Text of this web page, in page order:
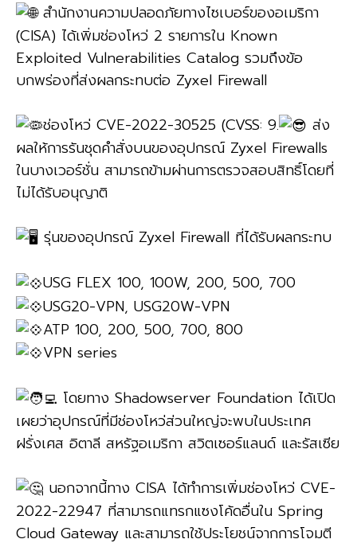
สำนักงานความปลอดภัยทางไซเบอร์ของอเมริกา
(CISA) ได้เพิ่มช่องโหว่ 2 รายการใน Known
Exploited Vulnerabilities Catalog รวมถึงข้อ
บกพร่องที่ส่งผลกระทบต่อ Zyxel Firewall
ช่องโหว่ CVE-2022-30525 (CVSS: 9.
ส่ง
ผลให้การรันชุดคำสั่งบนของอุปกรณ์ Zyxel Firewalls
ในบางเวอร์ชั่น สามารถข้ามผ่านการตรวจสอบสิทธิ์โดยที่
ไม่ได้รับอนุญาติ
รุ่นของอุปกรณ์ Zyxel Firewall ที่ได้รับผลกระทบ
USG FLEX 100, 100W, 200, 500, 700
USG20-VPN, USG20W-VPN
ATP 100, 200, 500, 700, 800
VPN series
โดยทาง Shadowserver Foundation ได้เปิด
เผยว่าอุปกรณ์ที่มีช่องโหว่ส่วนใหญ่จะพบในประเทศ
ฝรั่งเศส อิตาลี สหรัฐอเมริกา สวิตเซอร์แลนด์ และรัสเซีย
นอกจากนี้ทาง CISA ได้ทำการเพิ่มช่องโหว่ CVE-
2022-22947 ที่สามารถแทรกแซงโค้ดอื่นใน Spring
Cloud Gateway และสามารถใช้ประโยชน์จากการโจมตี